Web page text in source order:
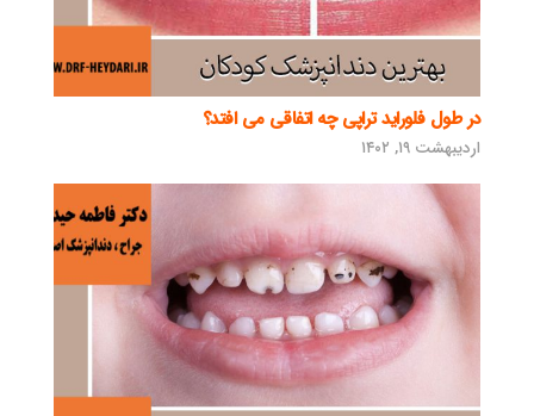
در طول فلوراید تراپی چه اتفاقی می افتد؟
اردیبهشت ۱۹, ۱۴۰۲